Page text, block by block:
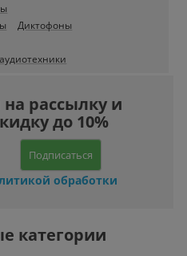
Диктофоны
рассылку и
до 10%
Подписаться
обработки
категории